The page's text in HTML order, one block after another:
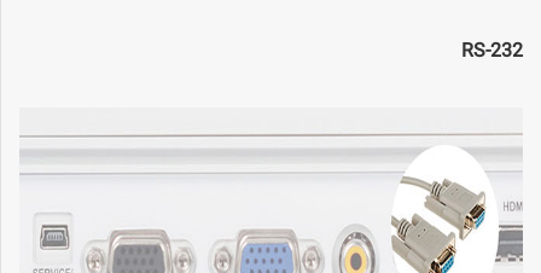
RS-232